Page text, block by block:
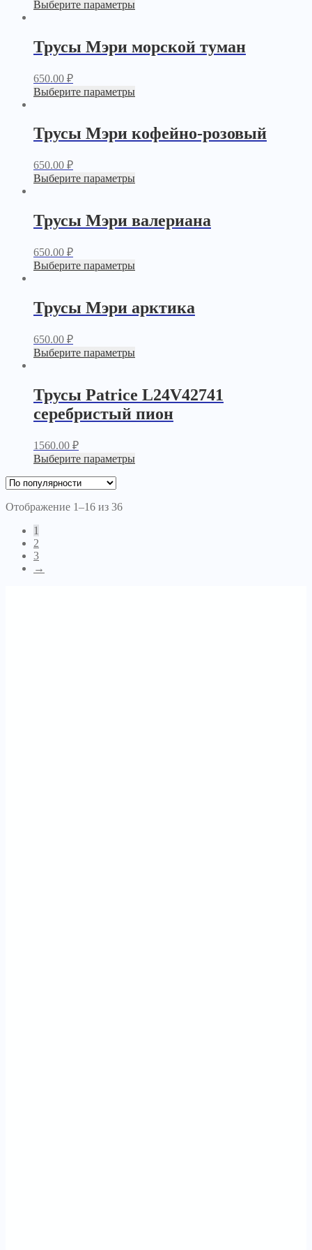
Выберите параметры
Трусы Мэри морской туман
650.00 ₽
Выберите параметры
Трусы Мэри кофейно-розовый
650.00 ₽
Выберите параметры
Трусы Мэри валериана
650.00 ₽
Выберите параметры
Трусы Мэри арктика
650.00 ₽
Выберите параметры
Трусы Patrice L24V42741
серебристый пион
1560.00 ₽
Выберите параметры
Отображение 1–16 из 36
1
2
3
→